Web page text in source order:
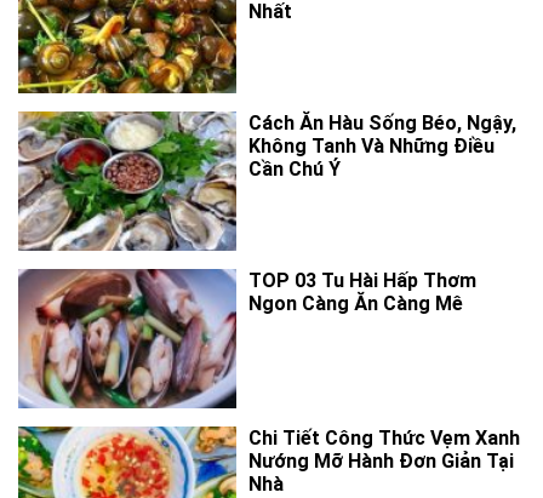
Nhất
Cách Ăn Hàu Sống Béo, Ngậy,
Không Tanh Và Những Điều
Cần Chú Ý
TOP 03 Tu Hài Hấp Thơm
Ngon Càng Ăn Càng Mê
Chi Tiết Công Thức Vẹm Xanh
Nướng Mỡ Hành Đơn Giản Tại
Nhà